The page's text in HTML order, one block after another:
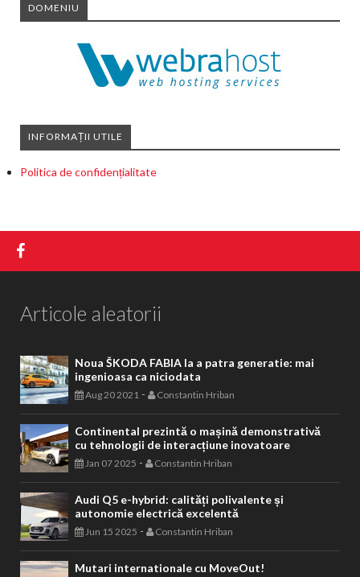
DOMENIU
INFORMAȚII UTILE
Politica de confidențialitate
Articole aleatorii
Noua ŠKODA FABIA la a patra generatie: mai
ingenioasa ca niciodata
Aug 20 2021 - Constantin Hriban
Continental prezintă o mașină demonstrativă
cu tehnologii de interacțiune inovatoare
Jan 07 2025 - Constantin Hriban
Audi Q5 e-hybrid: calități polivalente și
autonomie electrică excelentă
Jun 15 2025 - Constantin Hriban
Mutari internationale cu MoveOut!